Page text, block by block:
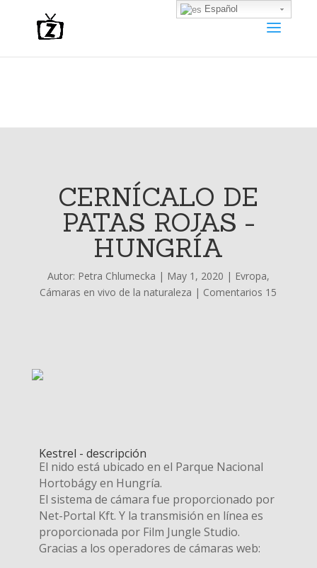
CERNÍCALO DE
PATAS ROJAS -
HUNGRÍA
Autor: Petra Chlumecka | May 1, 2020 | Evropa,
Cámaras en vivo de la naturaleza | Comentarios 15
Kestrel - descripción
El nido está ubicado en el Parque Nacional
Hortobágy en Hungría.
El sistema de cámara fue proporcionado por
Net-Portal Kft. Y la transmisión en línea es
proporcionada por Film Jungle Studio.
Gracias a los operadores de cámaras web:
Español